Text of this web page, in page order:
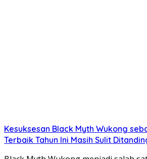
Kesuksesan Black Myth Wukong
Terbaik Tahun Ini Masih Sulit